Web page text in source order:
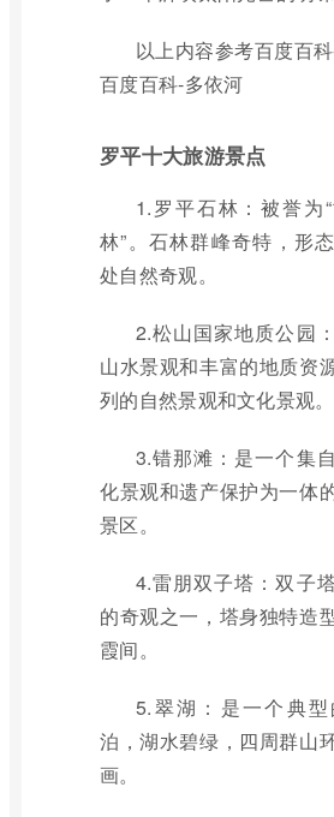
以上内容参考百度百
百度百科-多依河
罗平十大旅游景点
1.罗平石林：被誉为
林”。石林群峰奇特，形
处自然奇观。
2.松山国家地质公园
山水景观和丰富的地质资
列的自然景观和文化景观。
3.错那滩：是一个集
化景观和遗产保护为一体
景区。
4.雷朋双子塔：双子
的奇观之一，塔身独特造
霞间。
5.翠湖：是一个典
泊，湖水碧绿，四周群山
画。